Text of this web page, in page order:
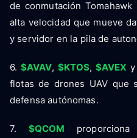
de conmutación
alta velocidad que mueve
y servidor en la pila de
6. $AVAV, $KTOS, $AVEX
flotas de drones UAV que
defensa autónomas.
7. $QCOM